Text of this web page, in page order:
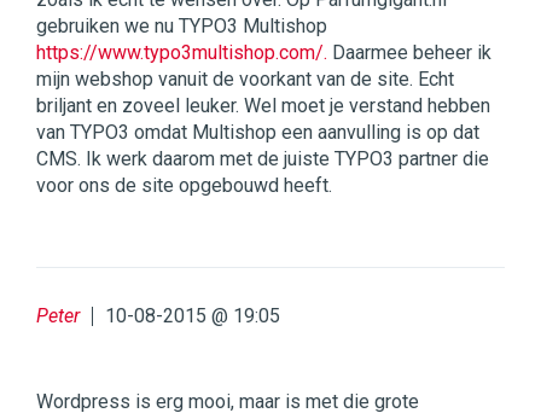
gebruiken we nu TYPO3 Multishop
https://www.typo3multishop.com/. Daarmee beheer ik
mijn webshop vanuit de voorkant van de site. Echt
briljant en zoveel leuker. Wel moet je verstand hebben
van TYPO3 omdat Multishop een aanvulling is op dat
CMS. Ik werk daarom met de juiste TYPO3 partner die
voor ons de site opgebouwd heeft.
Peter 10-08-2015 @ 19:05
Wordpress is erg mooi, maar is met die grote